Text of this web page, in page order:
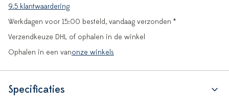
9.5 klantwaardering
Werkdagen voor 15:00 besteld, vandaag verzonden *
Verzendkeuze DHL of ophalen in de winkel
Ophalen in een vanonze winkels
Specificaties